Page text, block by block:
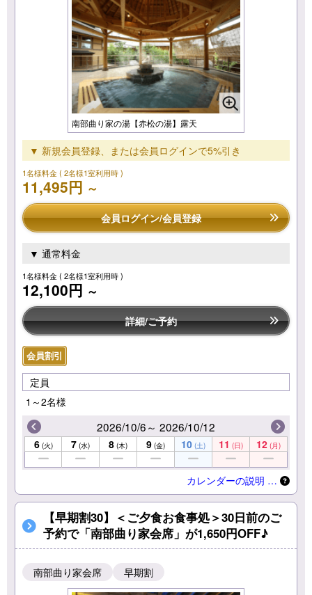
南部曲り家の湯【赤松の湯】露天
▼ 新規会員登録、または会員ログインで5%引き
1名様料金( 2名様1室利用時 )
11,495円 ～
会員ログイン/会員登録
▼ 通常料金
1名様料金( 2名様1室利用時 )
12,100円 ～
詳細/ご予約
会員割引
定員
1～2名様
2026/10/6～ 2026/10/12
6 (火) 7 (水) 8 (木) 9 (金) 10 (土) 11 (日) 12 (月)
カレンダーの説明 …
【早期割30】＜ご夕食お食事処＞30日前のご
予約で「南部曲り家会席」が1,650円OFF♪
南部曲り家会席 早期割